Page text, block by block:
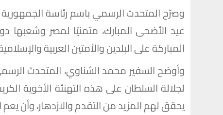
وصرّح المتحدث الرسمي باسم رئاسة الجمهورية
عيد الأضحى المبارك، متمنيًا لمصر وشعبها
المباركة على البلدين والأمتين العربية
وأوضح السفير محمد الشناوي، المتحدث
لجلالة السلطان على هذه التهنئة الأخوية
يحقق لهم المزيد من التقدم والازدهار، وأن يعم